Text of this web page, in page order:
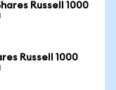
Russell 1000
Russell 1000